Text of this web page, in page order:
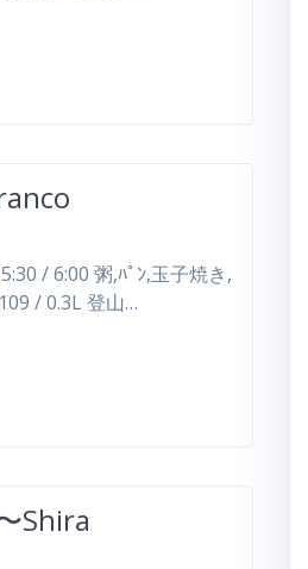
/ 6:00 粥,ﾊﾟﾝ,玉子焼き,
/ 0.3L 登山…
Shira